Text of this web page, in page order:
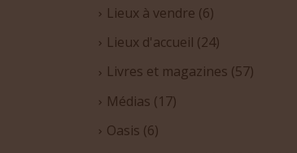
Lieux à vendre (6)
Lieux d'accueil (24)
Livres et magazines (57)
Médias (17)
Oasis (6)